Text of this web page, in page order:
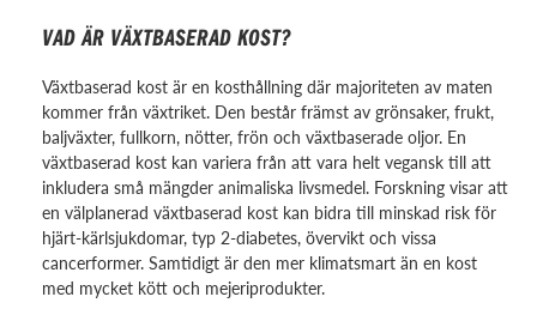
VAD ÄR VÄXTBASERAD KOST?
Växtbaserad kost är en kosthållning där majoriteten av maten
kommer från växtriket. Den består främst av grönsaker, frukt,
baljväxter, fullkorn, nötter, frön och växtbaserade oljor. En
växtbaserad kost kan variera från att vara helt vegansk till att
inkludera små mängder animaliska livsmedel. Forskning visar att
en välplanerad växtbaserad kost kan bidra till minskad risk för
hjärt-kärlsjukdomar, typ 2-diabetes, övervikt och vissa
cancerformer. Samtidigt är den mer klimatsmart än en kost
med mycket kött och mejeriprodukter.